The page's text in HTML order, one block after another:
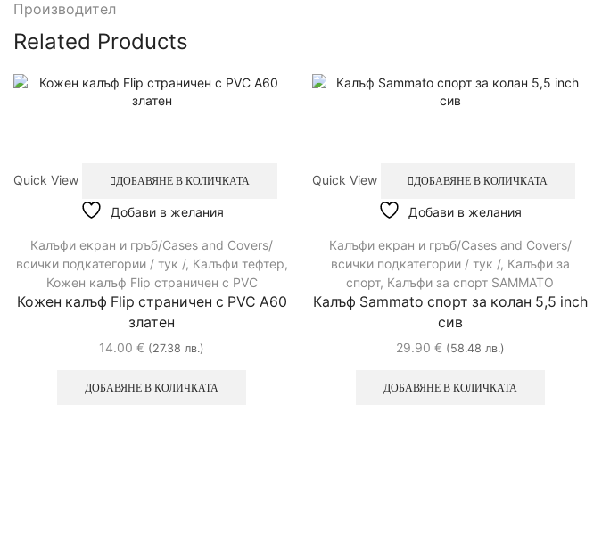
Производител
Related Products
Quick View ДОБАВЯНЕ В КОЛИЧКАТА
Добави в желания
Калъфи екран и гръб/Cases and Covers/
всички подкатегории / тук /, Калъфи тефтер,
Кожен калъф Flip страничен с PVC
Кожен калъф Flip страничен с PVC A60
златен
14.00€ (27.38 лв.)
ДОБАВЯНЕ В КОЛИЧКАТА
Quick View ДОБАВЯНЕ В КОЛИЧКАТА
Добави в желания
Калъфи екран и гръб/Cases and Covers/
всички подкатегории / тук /, Калъфи за
спорт, Калъфи за спорт SAMMATO
Калъф Sammato спорт за колан 5,5 inch
сив
29.90 € (58.48 лв.)
ДОБАВЯНЕ В КОЛИЧКАТА